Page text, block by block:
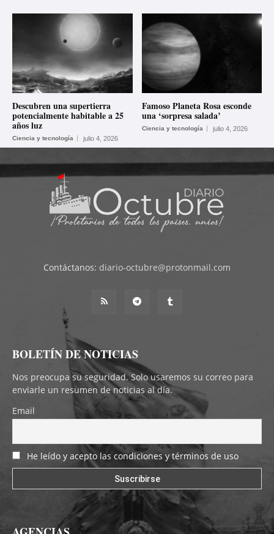
Descubren una supertierra
potencialmente habitable a 25
años luz
Ciencia y tecnología julio 4, 2026
Famoso Planeta Rosa esconde
una ‘sorpresa salada’
Ciencia y tecnología julio 4, 2026
Contáctanos: diario-octubre@protonmail.com
BOLETÍN DE NOTICIAS
Nos preocupa su seguridad. Solo usaremos su correo para
enviarle un resumen de noticias al día.
Email
He leído y acepto las condiciones y términos de uso